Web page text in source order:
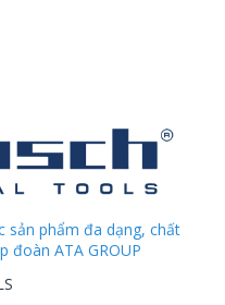
sản phẩm đa dạng, chất
đoàn ATA GROUP